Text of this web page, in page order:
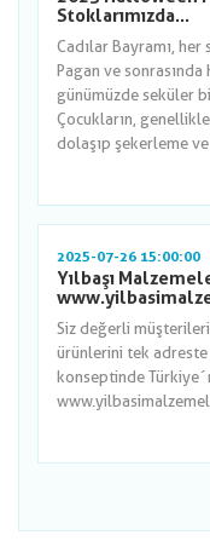
Stoklarımızda...
Cadılar Bayramı,
Pagan ve
günümüzde seküler
Çocukların,
dolaşıp şekerleme
2025-07-26 15:00:00
Yılbaşı
Siz değerli
ürünlerini tek adreste
konseptinde